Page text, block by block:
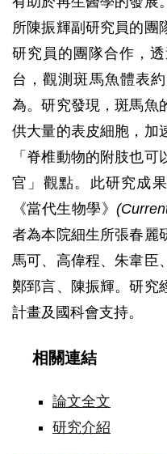
所陳振輝副研究員的團
研究員的團隊合作，
台，觀測斑馬魚體表
為。研究發現，斑馬魚
供大量的表皮細胞，加
「脊椎動物的附肢也
官」觀點。此研究成
《當代生物學》
者為本院細生所張春麗
馬可、高偉程、朱韋臣
鄭郅言、陳振輝。研究
計畫及國科會支持。
相關連結
論文全文
研究介紹